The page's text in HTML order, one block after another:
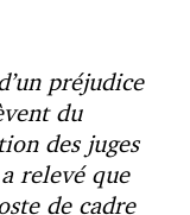
préjudice
du
des juges
relevé que
de cadre